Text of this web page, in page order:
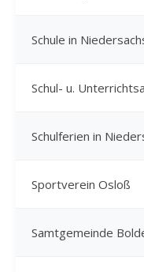
Schule in
Schul- u.
Schulferien in
Sportverein Osloß
Samtgemeinde